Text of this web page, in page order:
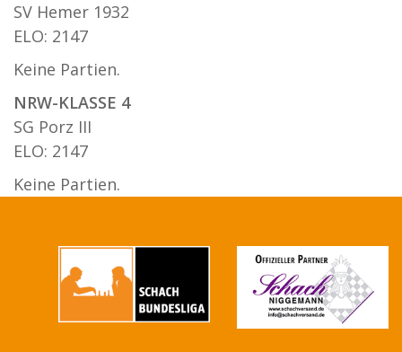
SV Hemer 1932
ELO: 2147
Keine Partien.
NRW-KLASSE 4
SG Porz III
ELO: 2147
Keine Partien.